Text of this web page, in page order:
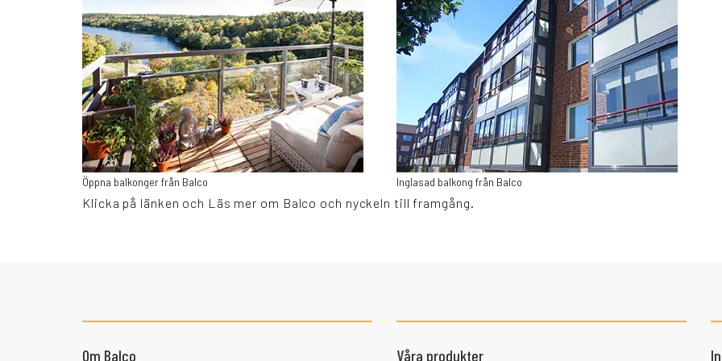
Öppna balkonger från Balco Inglasad balkong från Balco
Klicka på länken och Läs mer om Balco och nyckeln till framgång.
Om Balco Våra produkter